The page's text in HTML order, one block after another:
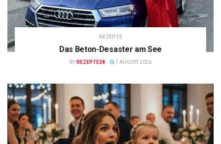
REZEPTE
Das Beton-Desaster am See
BY REZEPTE38 7 AUGUST 2026